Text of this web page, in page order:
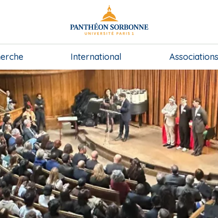
International